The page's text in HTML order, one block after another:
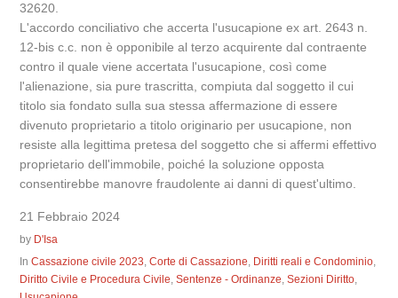
32620.
L'accordo conciliativo che accerta l'usucapione ex art. 2643 n.
12-bis c.c. non è opponibile al terzo acquirente dal contraente
contro il quale viene accertata l'usucapione, così come
l'alienazione, sia pure trascritta, compiuta dal soggetto il cui
titolo sia fondato sulla sua stessa affermazione di essere
divenuto proprietario a titolo originario per usucapione, non
resiste alla legittima pretesa del soggetto che si affermi effettivo
proprietario dell'immobile, poiché la soluzione opposta
consentirebbe manovre fraudolente ai danni di quest'ultimo.
21 Febbraio 2024
by D'Isa
InCassazione civile 2023,Corte di Cassazione, Diritti reali e Condominio,
Diritto Civile e Procedura Civile,Sentenze - Ordinanze,Sezioni Diritto,